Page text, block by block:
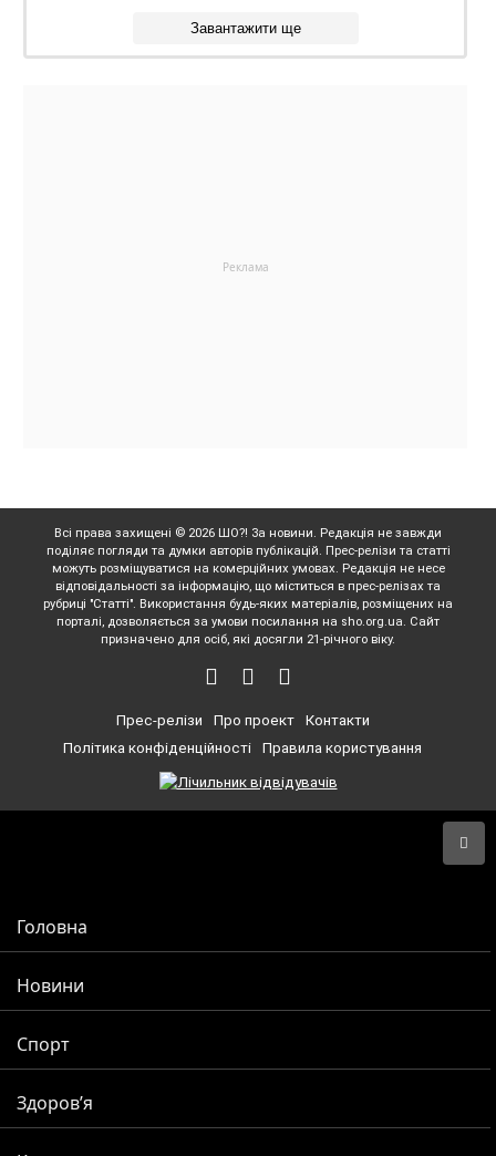
Завантажити ще
Всі права захищені © 2026 ШО?! За новини. Редакція не завжди
поділяє погляди та думки авторів публікацій. Прес-релізи та статті
можуть розміщуватися на комерційних умовах. Редакція не несе
відповідальності за інформацію, що міститься в прес-релізах та
рубриці "Статті". Використання будь-яких матеріалів, розміщених на
порталі, дозволяється за умови посилання на sho.org.ua. Сайт
призначено для осіб, які досягли 21-річного віку.
Прес-релізи Про проект
Контакти
Політика конфіденційності
Правила користування
Головна
Новини
Спорт
Здоров’я